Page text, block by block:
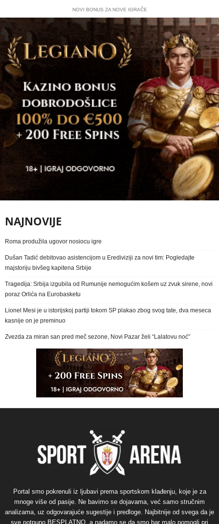
NOVI BONUS ZA NOVE IGRAČE
NAJNOVIJE
Roma produžila ugovor nosiocu igre
Dušan Tadić debitovao asistencijom u Erediviziji za novi tim: Pogledajte
majstoriju bivšeg kapitena Srbije
Tragedija: Srbija izgubila od Rumunije nemogućim košem uz zvuk sirene, novi
poraz Orlića na Eurobasketu
Lionel Mesi je u istorijskoj partiji tokom SP plakao zbog svog tate, dva meseca
kasnije on je preminuo
Zvezda za miran san pred meč sezone, Novi Pazar želi “Lalatovu noć”
Portal smo pokrenuli iz ljubavi prema sportskom klađenju, koje je za
mnoge više od pasije. Ne bavimo se dojavama, već samo stručnim
analizama, uz odgovarajuće sugestije i predloge. Najbitnije od svega da je
sve potpuno BESPLATNO, a nadamo se da smo bar malo pomogli pri